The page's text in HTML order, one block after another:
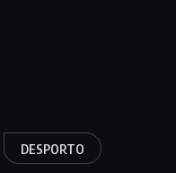
DESPORTO